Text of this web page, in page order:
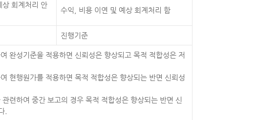
회계처리 안
수익, 비용 이연 및 예상 회계처리 함
진행기준
완성기준을 적용하면 신뢰성은 향상되고 목적 적합성은 저
현행원가를 적용하면 목적 적합성은 향상되는 반면 신뢰성
련하여 중간 보고의 경우 목적 적합성은 향상되는 반면 신
.